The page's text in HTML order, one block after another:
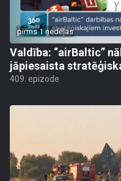
pirms 1 nedēļas
Valdība: “airBaltic”
jāpiesaista
409. epizode